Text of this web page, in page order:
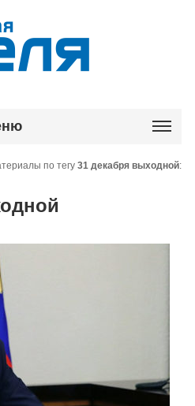
по тегу31 декабря выходной: